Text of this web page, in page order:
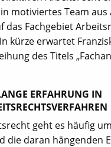
motiviertes Team aus
das Fachgebiet
kürze erwartet
des Titels
ERFAHRUNG IN
geht es häufig
die daran hängenden